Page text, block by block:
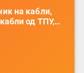
на кабли,
од ТПУ,
без
комплет